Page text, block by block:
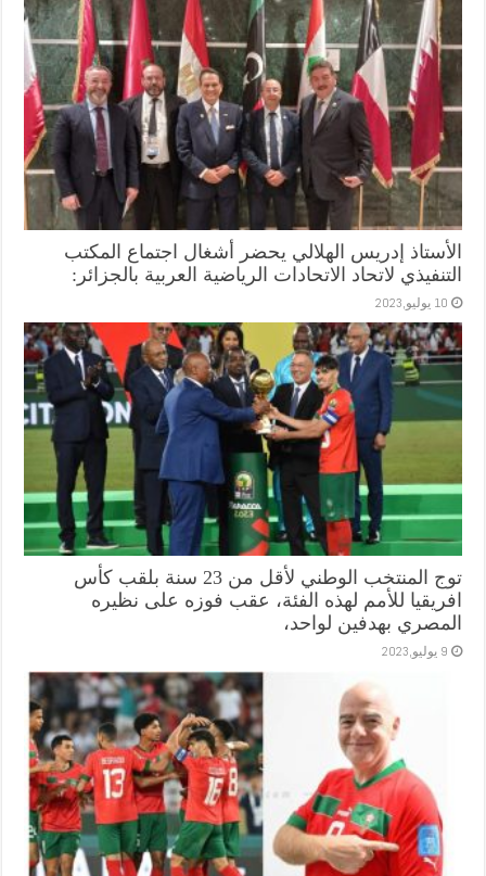
الأستاذ إدريس الهلالي يحضر أشغال اجتماع المكتب
التنفيذي لاتحاد الاتحادات الرياضية العربية بالجزائر:
10 يوليو,2023
توج المنتخب الوطني لأقل من 23 سنة بلقب كأس
افريقيا للأمم لهذه الفئة، عقب فوزه على نظيره
المصري بهدفين لواحد،
9 يوليو,2023